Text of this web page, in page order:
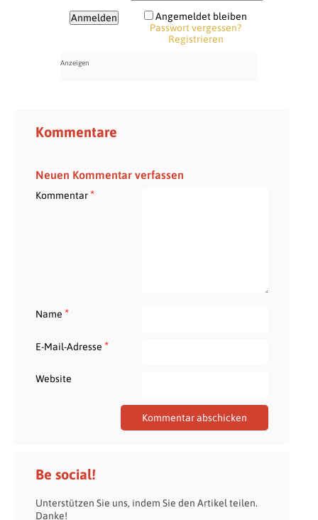
Angemeldet bleiben
Passwort vergessen?
Registrieren
Kommentare
Neuen Kommentar verfassen
Kommentar*
Name *
E-Mail-Adresse *
Website
Be social!
Unterstützen Sie uns, indem Sie den Artikel teilen.
Danke!